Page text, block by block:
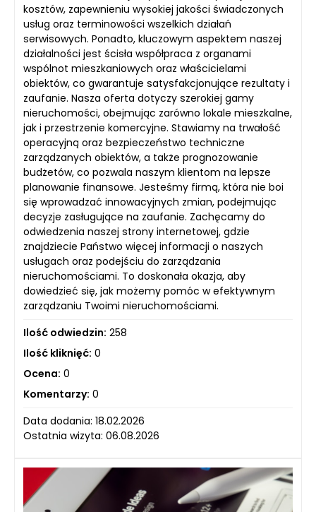
kosztów, zapewnieniu wysokiej jakości świadczonych
usług oraz terminowości wszelkich działań
serwisowych. Ponadto, kluczowym aspektem naszej
działalności jest ścisła współpraca z organami
wspólnot mieszkaniowych oraz właścicielami
obiektów, co gwarantuje satysfakcjonujące rezultaty i
zaufanie. Nasza oferta dotyczy szerokiej gamy
nieruchomości, obejmując zarówno lokale mieszkalne,
jak i przestrzenie komercyjne. Stawiamy na trwałość
operacyjną oraz bezpieczeństwo techniczne
zarządzanych obiektów, a także prognozowanie
budżetów, co pozwala naszym klientom na lepsze
planowanie finansowe. Jesteśmy firmą, która nie boi
się wprowadzać innowacyjnych zmian, podejmując
decyzje zasługujące na zaufanie. Zachęcamy do
odwiedzenia naszej strony internetowej, gdzie
znajdziecie Państwo więcej informacji o naszych
usługach oraz podejściu do zarządzania
nieruchomościami. To doskonała okazja, aby
dowiedzieć się, jak możemy pomóc w efektywnym
zarządzaniu Twoimi nieruchomościami.
Ilość odwiedzin: 258
Ilość kliknięć: 0
Ocena: 0
Komentarzy: 0
Data dodania: 18.02.2026
Ostatnia wizyta: 06.08.2026